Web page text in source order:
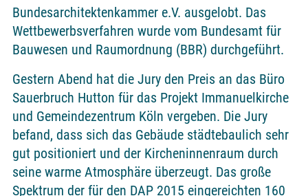
Bundesarchitektenkammer e.V. ausgelobt. Das
Wettbewerbsverfahren wurde vom Bundesamt für
Bauwesen und Raumordnung (BBR) durchgeführt.
Gestern Abend hat die Jury den Preis an das Büro
Sauerbruch Hutton für das Projekt Immanuelkirche
und Gemeindezentrum Köln vergeben. Die Jury
befand, dass sich das Gebäude städtebaulich sehr
gut positioniert und der Kircheninnenraum durch
seine warme Atmosphäre überzeugt. Das große
Spektrum der für den DAP 2015 eingereichten 160